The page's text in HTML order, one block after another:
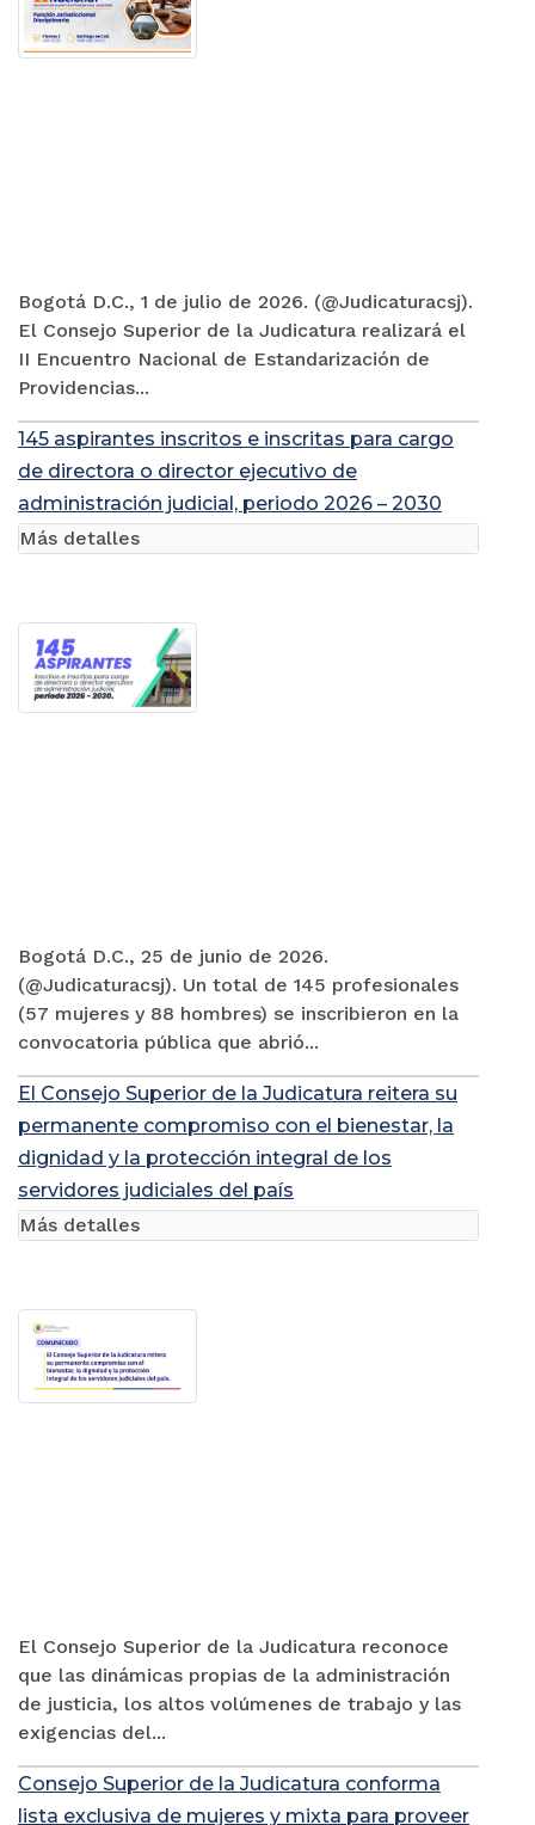
Bogotá D.C., 1 de julio de 2026. (@Judicaturacsj).
El Consejo Superior de la Judicatura realizará el
II Encuentro Nacional de Estandarización de
Providencias...
145 aspirantes inscritos e inscritas para cargo
de directora o director ejecutivo de
administración judicial, periodo 2026 – 2030
Bogotá D.C., 25 de junio de 2026.
(@Judicaturacsj). Un total de 145 profesionales
(57 mujeres y 88 hombres) se inscribieron en la
convocatoria pública que abrió...
Más detalles
El Consejo Superior de la Judicatura reitera su
permanente compromiso con el bienestar, la
dignidad y la protección integral de los
servidores judiciales del país
El Consejo Superior de la Judicatura reconoce
que las dinámicas propias de la administración
de justicia, los altos volúmenes de trabajo y las
exigencias del...
Más detalles
Consejo Superior de la Judicatura conforma
lista exclusiva de mujeres y mixta para proveer